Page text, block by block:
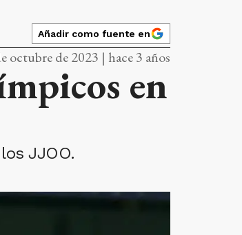
Añadir como fuente en
octubre de 2023 | hace 3 años
en
JJOO.